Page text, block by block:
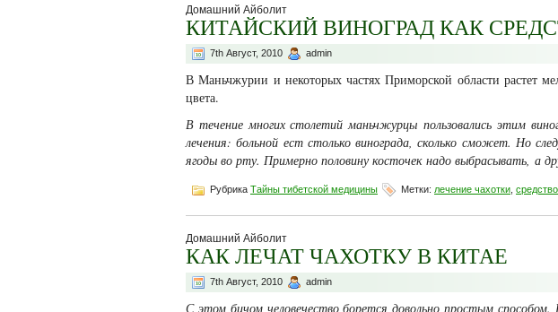
Домашний Айболит
КИТАЙСКИЙ ВИНОГРАД КАК
7th Август, 2010 admin
В Маньчжурии и некоторых частях Приморской области растет
цвета.
В течение многих столетий маньчжурцы пользовались этим
лечения: больной ест столько винограда, сколько сможет. Но
ягоды во рту. Примерно половину косточек надо выбрасывать, а
Рубрика Тайны тибетской медицины Метки: лечение чахотки
Домашний Айболит
КАК ЛЕЧАТ ЧАХОТКУ В КИТАЕ
7th Август, 2010 admin
С этом бичом человечество борется довольно простым